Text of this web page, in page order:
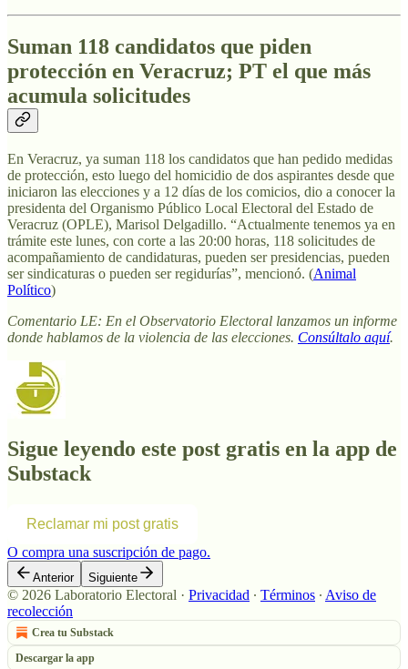
Suman 118 candidatos que piden
protección en Veracruz; PT el que más
acumula solicitudes
En Veracruz, ya suman 118 los candidatos que han pedido medidas
de protección, esto luego del homicidio de dos aspirantes desde que
iniciaron las elecciones y a 12 días de los comicios, dio a conocer la
presidenta del Organismo Público Local Electoral del Estado de
Veracruz (OPLE), Marisol Delgadillo. “Actualmente tenemos ya en
trámite este lunes, con corte a las 20:00 horas, 118 solicitudes de
acompañamiento de candidaturas, pueden ser presidencias, pueden
ser sindicaturas o pueden ser regidurías”, mencionó. (Animal
Político)
Comentario LE: En el Observatorio Electoral lanzamos un informe
donde hablamos de la violencia de las elecciones. Consúltalo aquí.
Sigue leyendo este post gratis en la app de
Substack
Reclamar mi post gratis
O compra una suscripción de pago.
Anterior Siguiente
© 2026 Laboratorio Electoral · Privacidad ∙ Términos ∙ Aviso de
recolección
Crea tu Substack
Descargar la app